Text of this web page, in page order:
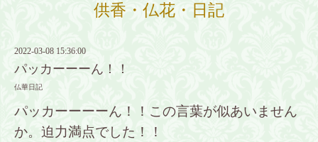
供香・仏花・日記
2022-03-08 15:36:00
パッカーーーん！！
仏華日記
パッカーーーーん！！この言葉が似あいません
か。迫力満点でした！！